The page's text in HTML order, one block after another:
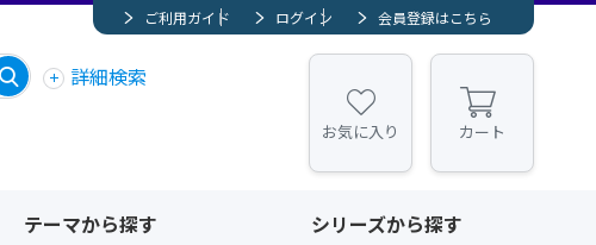
ご利用ガイド ログイン 会員登録はこちら
詳細検索
お気に入り カート
テーマから探す シリーズから探す